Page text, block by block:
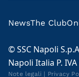
NewsThe Club
© SSC Napoli
Napoli Italia P.
Note legali Privacy